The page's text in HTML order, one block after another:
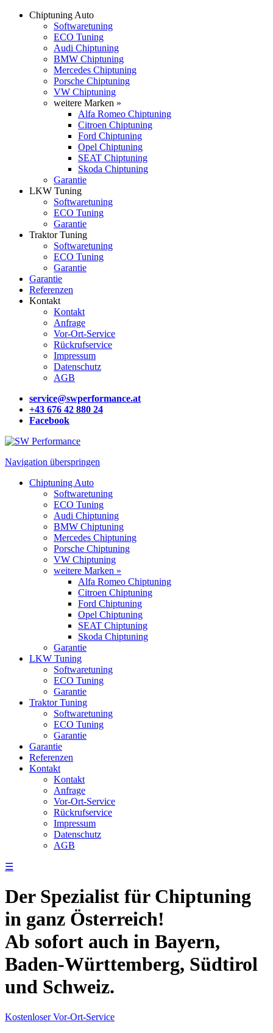
Chiptuning Auto
Softwaretuning
ECO Tuning
Audi Chiptuning
BMW Chiptuning
Mercedes Chiptuning
Porsche Chiptuning
VW Chiptuning
weitere Marken »
Alfa Romeo Chiptuning
Citroen Chiptuning
Ford Chiptuning
Opel Chiptuning
SEAT Chiptuning
Skoda Chiptuning
Garantie
LKW Tuning
Softwaretuning
ECO Tuning
Garantie
Traktor Tuning
Softwaretuning
ECO Tuning
Garantie
Garantie
Referenzen
Kontakt
Kontakt
Anfrage
Vor-Ort-Service
Rückrufservice
Impressum
Datenschutz
AGB
service@swperformance.at
+43 676 42 880 24
Facebook
Navigation überspringen
Chiptuning Auto
Softwaretuning
ECO Tuning
Audi Chiptuning
BMW Chiptuning
Mercedes Chiptuning
Porsche Chiptuning
VW Chiptuning
weitere Marken »
Alfa Romeo Chiptuning
Citroen Chiptuning
Ford Chiptuning
Opel Chiptuning
SEAT Chiptuning
Skoda Chiptuning
Garantie
LKW Tuning
Softwaretuning
ECO Tuning
Garantie
Traktor Tuning
Softwaretuning
ECO Tuning
Garantie
Garantie
Referenzen
Kontakt
Kontakt
Anfrage
Vor-Ort-Service
Rückrufservice
Impressum
Datenschutz
AGB
☰
Der Spezialist für Chiptuning
in ganz Österreich!
Ab sofort auch in Bayern,
Baden-Württemberg, Südtirol
und Schweiz.
Kostenloser Vor-Ort-Service